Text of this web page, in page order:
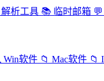
解析工具 📚 临时邮箱 💬
Win软件 📁 Mac软件 📁